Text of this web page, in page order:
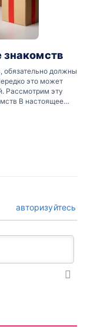
знакомств
обязательно должны
это может
Рассмотрим эту
В настоящее
авторизуйтесь